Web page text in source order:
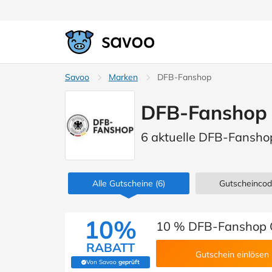
Savoo Marken DFB-Fanshop
DFB-
6 aktuelle DFB-
Alle Gutscheine (6)
10%
RABATT
Von Savoo geprüft
(Von Savoo geprüft)
10 % DFB-Fanshop
Gutschein einlösen